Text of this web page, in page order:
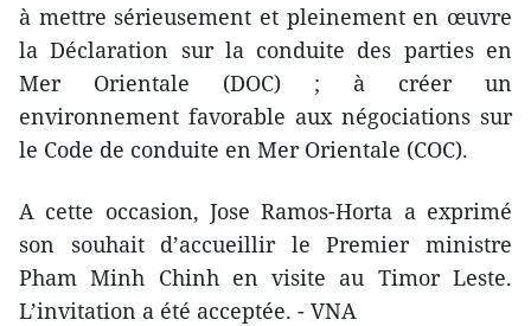
à mettre sérieusement et pleinement en œuvre
la Déclaration sur la conduite des parties en
Mer Orientale (DOC) ; à créer un
environnement favorable aux négociations sur
le Code de conduite en Mer Orientale (COC).
A cette occasion, Jose Ramos-Horta a exprimé
son souhait d’accueillir le Premier ministre
Pham Minh Chinh en visite au Timor Leste.
L’invitation a été acceptée. - VNA